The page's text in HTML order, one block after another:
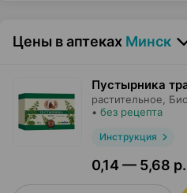
Цены в аптеках Минск
Пустырника
растительное,
• без рецепта
Инструкция
0,14 — 5,68 р.